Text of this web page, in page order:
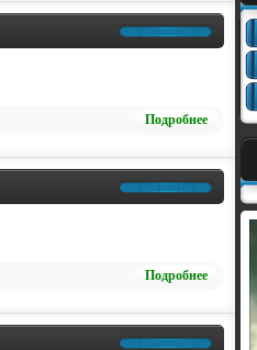
Подробнее
Подробнее